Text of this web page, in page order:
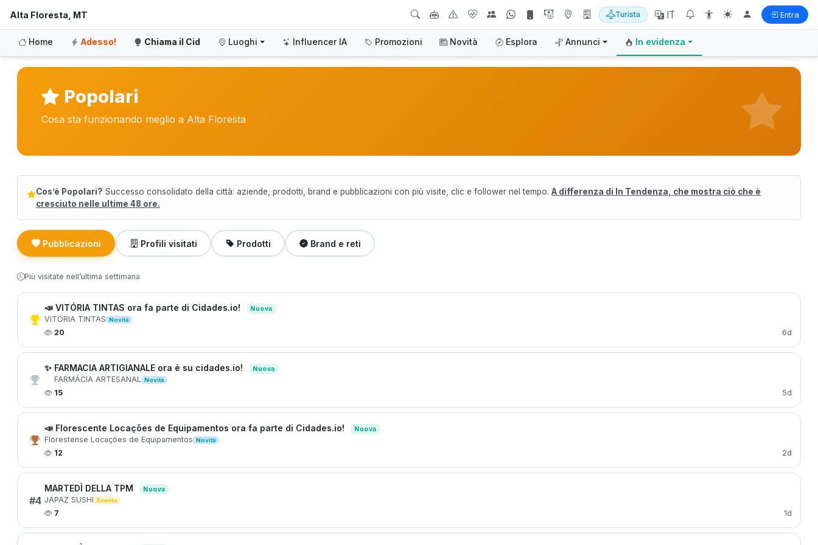
Alta Floresta, MT Turista IT Entra
Home Adesso! Chiama il Cid Luoghi Influencer IA Promozioni Novità Esplora Annunci In evidenza
Popolari
Cosa sta funzionando meglio a Alta Floresta
Cos’è Popolari? Successo consolidato della città: aziende, prodotti, brand e pubblicazioni con più visite, clic e follower nel tempo. A differenza di In Tendenza, che mostra ciò che è
cresciuto nelle ultime 48 ore.
Pubblicazioni Profili visitati Prodotti Brand e reti
Più visitate nell’ultima settimana
📣 VITÓRIA TINTAS ora fa parte di Cidades.io! Nuova
VITÓRIA TINTAS Novità
20 6d
✨ FARMACIA ARTIGIANALE ora è su cidades.io! Nuova
FARMÁCIA ARTESANAL Novità
15 5d
📣 Florescente Locações de Equipamentos ora fa parte di Cidades.io! Nuova
Florestense Locações de Equipamentos Novità
12 2d
#4
MARTEDÌ DELLA TPM Nuova
JAPAZ SUSHI Evento
7 1d